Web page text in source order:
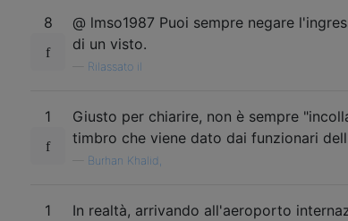
8
@ lmso1987 Puoi sempre negare
di un visto.
Rilassato il
1
Giusto per chiarire, non è sempre
timbro che viene dato dai funzionari
Burhan Khalid,
1
In realtà, arrivando all'aeroporto